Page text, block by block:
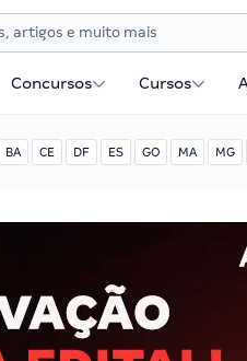
Concursos Cursos
BA CE DF ES GO MA MG